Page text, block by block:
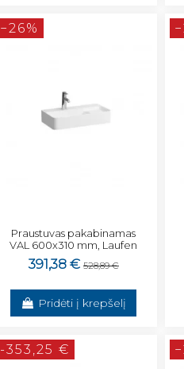
−26%
Praustuvas pakabinamas
VAL 600x310 mm, Laufen
391,38 € 528,89 €
Pridėti į krepšelį
-353,25 €